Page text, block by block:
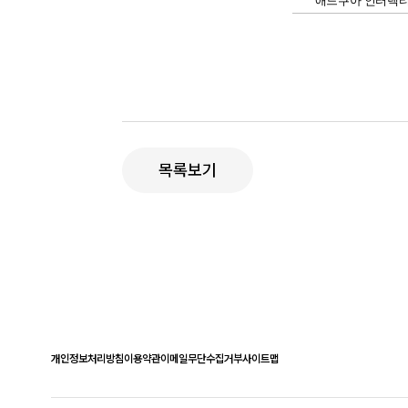
목록보기
개인정보처리방침이용약관이메일무단수집거부사이트맵